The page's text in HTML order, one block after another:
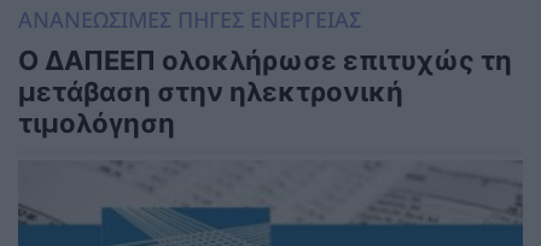
ΑΝΑΝΕΩΣΙΜΕΣ ΠΗΓΕΣ ΕΝΕΡΓΕΙΑΣ
Ο ΔΑΠΕΕΠ ολοκλήρωσε επιτυχώς τη
μετάβαση στην ηλεκτρονική
τιμολόγηση